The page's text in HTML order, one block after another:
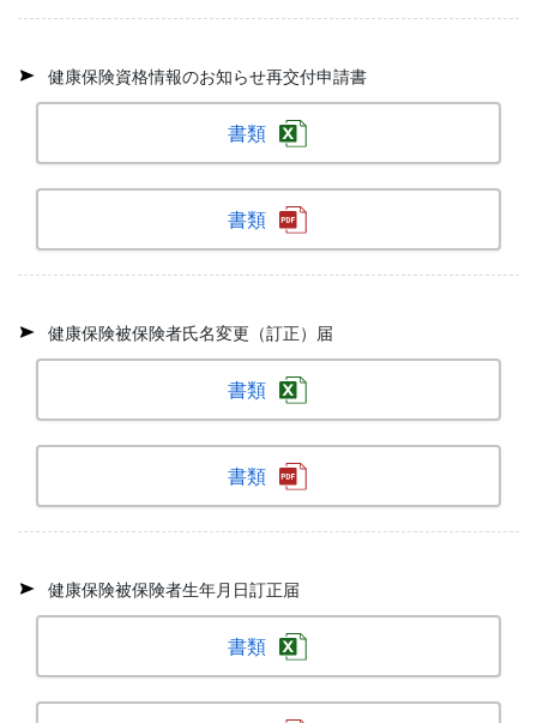
健康保険資格情報のお知らせ再交付申請書
書類
書類
健康保険被保険者氏名変更（訂正）届
書類
書類
健康保険被保険者生年月日訂正届
書類